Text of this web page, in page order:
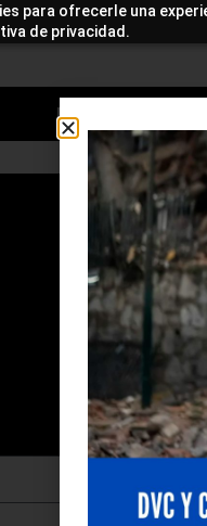
para ofrecerle una
de privacidad.
NOTICIAS